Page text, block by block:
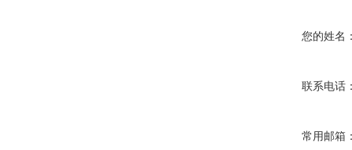
您的姓名
联系电话
常用邮箱